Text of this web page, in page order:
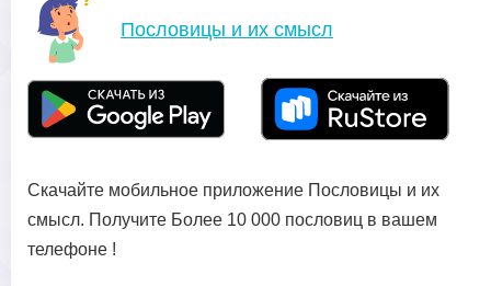
Пословицы и их смысл
Скачайте мобильное приложение Пословицы и их
смысл. Получите Более 10 000 пословиц в вашем
телефоне !